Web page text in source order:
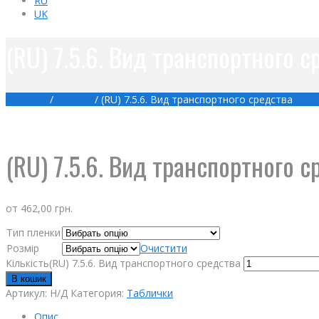
UK
/ / (RU) 7.5.6. Вид транспортного средства
(RU) 7.5.6. Вид транспортного
от 462,00 грн.
Тип пленки
Розмір
Очистити
Кількість(RU) 7.5.6. Вид транспортного средства
В кошик
Артикул: Н/Д Категория: Таблички